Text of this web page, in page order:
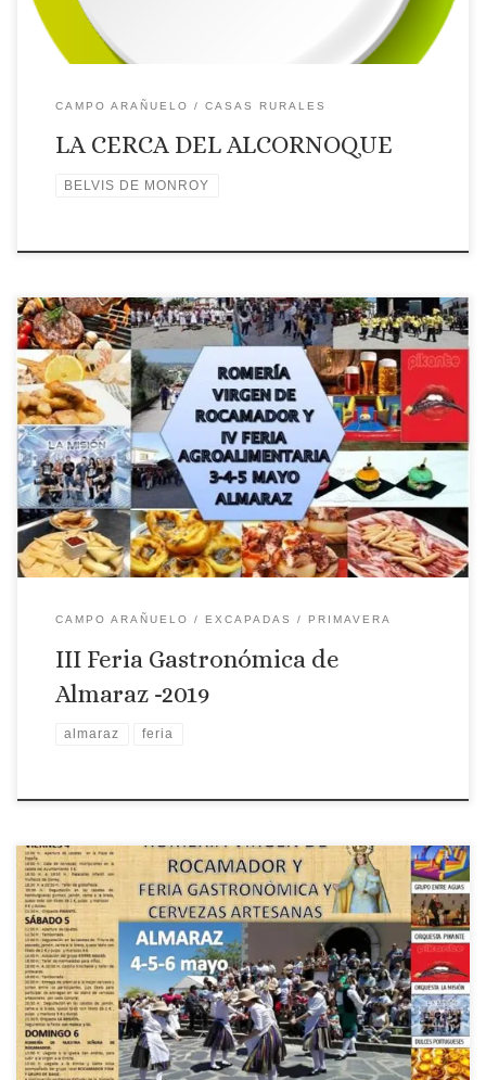
CAMPO ARAÑUELO CASAS RURALES
LA CERCA DEL ALCORNOQUE
BELVIS DE MONROY
Localidad: Almaraz Fecha: 3,4 y 5 de mayo Programa: Viernes 3
13:00 H. Apertura de casetas en la Plaza de España 14:00 H.
Tamborrada en la plaza y por las calles del pueblo 16:30 H.
Taller infantil elaboración y decoración de galletas con
fondant. Planta baja casa cultura. 18:30 H. […]
CAMPO ARAÑUELO EXCAPADAS PRIMAVERA
III Feria Gastronómica de
Almaraz -2019
almaraz feria
Localidad: Almaraz Fecha: 4, 5 y 6 de mayo, organizada por el
ayuntamiento de la localidad en colaboración con la Diputación
de Cáceres. Las actividades darán comienzo el viernes 4, a
partir de las 13 horas, con la apertura de las casetas. Asistirán
las orquestas Pikante y La Misión, además […]